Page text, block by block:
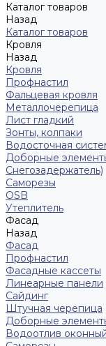
Каталог товаров
Назад
Каталог товаров
Кровля
Назад
Кровля
Профнастил
Фальцевая кровля
Металлочерепица
Лист гладкий
Зонты, колпаки
Водосточная
Доборные
Снегозадержатель)
Саморезы
ОSB
Утеплитель
Фасад
Назад
Фасад
Профнастил
Фасадные кассеты
Линеарные панели
Сайдинг
Штучная черепица
Доборные
Водоотлив